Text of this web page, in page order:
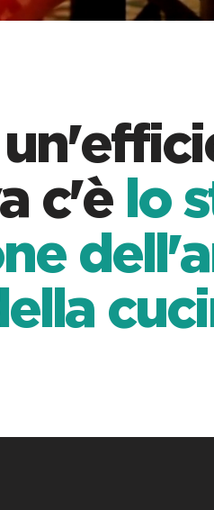
c'è lo